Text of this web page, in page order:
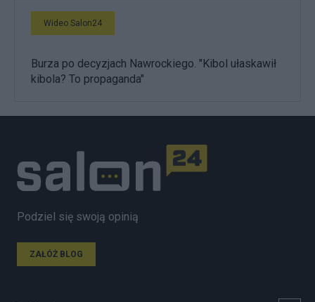
Wideo Salon24
Burza po decyzjach Nawrockiego. "Kibol ułaskawił
kibola? To propaganda"
Podziel się swoją opinią
ZAŁÓŻ BLOG